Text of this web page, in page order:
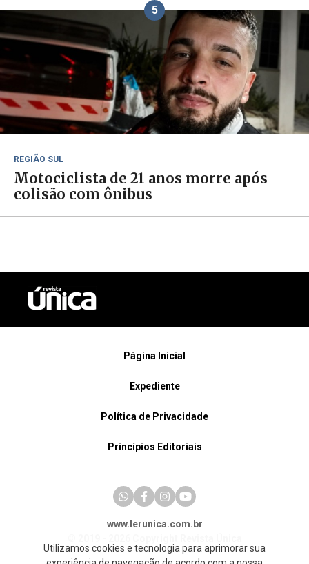
5
REGIÃO SUL
Motociclista de 21 anos morre após
colisão com ônibus
Página Inicial
Expediente
Política de Privacidade
Princípios Editoriais
www.lerunica.com.br
Utilizamos cookies e tecnologia para aprimorar sua